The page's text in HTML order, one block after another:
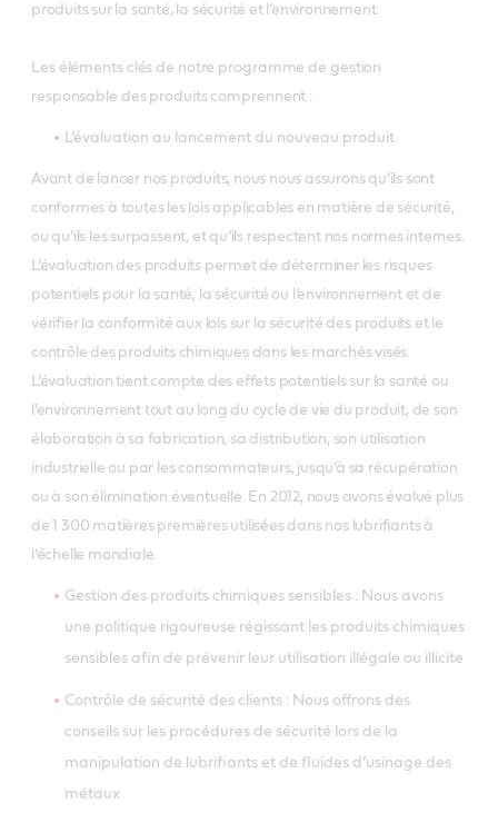
produits sur la santé, la sécurité et l’environnement.
Les éléments clés de notre programme de gestion
responsable des produits comprennent :
L’évaluation au lancement du nouveau produit.
Avant de lancer nos produits, nous nous assurons qu’ils sont
conformes à toutes les lois applicables en matière de sécurité,
ou qu’ils les surpassent, et qu’ils respectent nos normes internes.
L’évaluation des produits permet de déterminer les risques
potentiels pour la santé, la sécurité ou l’environnement et de
vérifier la conformité aux lois sur la sécurité des produits et le
contrôle des produits chimiques dans les marchés visés.
L’évaluation tient compte des effets potentiels sur la santé ou
l’environnement tout au long du cycle de vie du produit, de son
élaboration à sa fabrication, sa distribution, son utilisation
industrielle ou par les consommateurs, jusqu’à sa récupération
ou à son élimination éventuelle. En 2012, nous avons évalué plus
de 1 300 matières premières utilisées dans nos lubrifiants à
l’échelle mondiale.
Gestion des produits chimiques sensibles : Nous avons
une politique rigoureuse régissant les produits chimiques
sensibles afin de prévenir leur utilisation illégale ou illicite
Contrôle de sécurité des clients : Nous offrons des
conseils sur les procédures de sécurité lors de la
manipulation de lubrifiants et de fluides d’usinage des
métaux